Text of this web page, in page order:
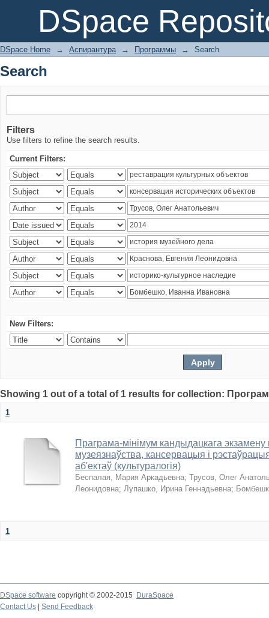
DSpace
Search
DSpace Home → Аспирантура → Программы → Search
Search
Filters
Use filters to refine the search results.
Current Filters:
New Filters:
Showing 1 out of a total of 1 results for collection:
1
Праграма-мінімум кандыдацкага
музеязнаўства, кансервацыя і
аб'ектаў (культуралогія)
Беспалая, Мария Аркадьевна; Трусов, Олег
Леонидовна; Лупашко, Ирина Геннадьевна;
1
DSpace software copyright © 2002-2015
DuraSpace
Contact Us
Send Feedback